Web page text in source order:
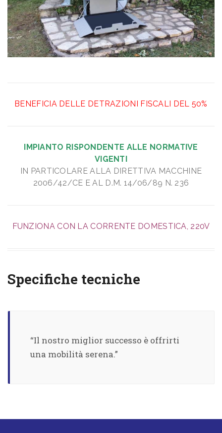
BENEFICIA DELLE DETRAZIONI FISCALI DEL 50%
IMPIANTO RISPONDENTE ALLE NORMATIVE
VIGENTI
IN PARTICOLARE ALLA DIRETTIVA MACCHINE
2006/42/CE E AL D.M. 14/06/89 N. 236
FUNZIONA CON LA CORRENTE DOMESTICA, 220V
Specifiche tecniche
“Il nostro miglior successo è offrirti
una mobilità serena.”